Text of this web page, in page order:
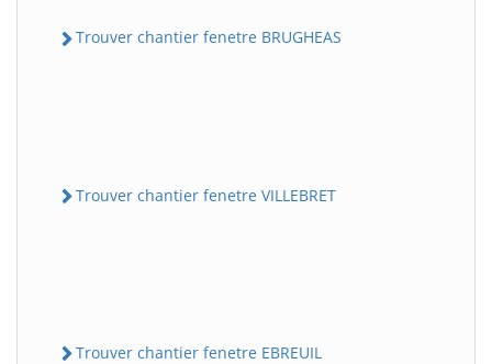
Trouver chantier fenetre BRUGHEAS
Trouver chantier fenetre VILLEBRET
Trouver chantier fenetre EBREUIL